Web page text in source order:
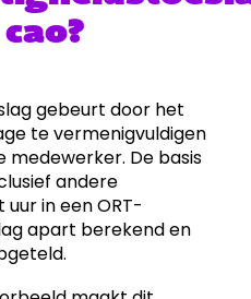
gebeurt door het
te vermenigvuldigen
medewerker. De basis
andere
in een ORT-
apart berekend en